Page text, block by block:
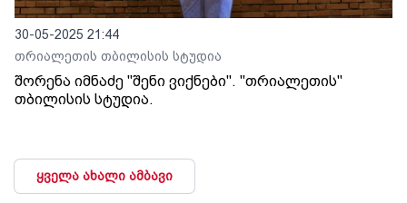
30-05-2025 21:44
თრიალეთის თბილისის სტუდია
შორენა იმნაძე "შენი ვიქნები". "თრიალეთის"
თბილისის სტუდია.
ყველა ახალი ამბავი